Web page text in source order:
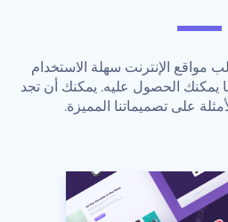
مواقع الإنترنت سهلة الاستخدام
يمكنك الحصول عليه. يمكنك أن تجد
على تصميماتنا المميزة.